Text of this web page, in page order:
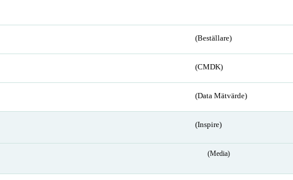
(Beställare)
(CMDK)
(Data Mätvärde)
(Inspire)
(Media)